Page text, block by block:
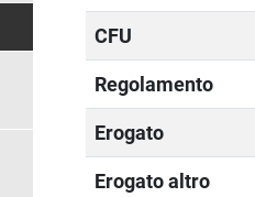
CFU
Regolamento
Erogato
Erogato altro